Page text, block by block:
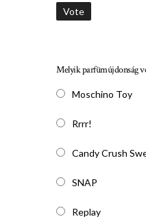
Vote
Melyik parfümújdonság
Moschino Toy
Rrrr!
Candy Crush
SNAP
Replay